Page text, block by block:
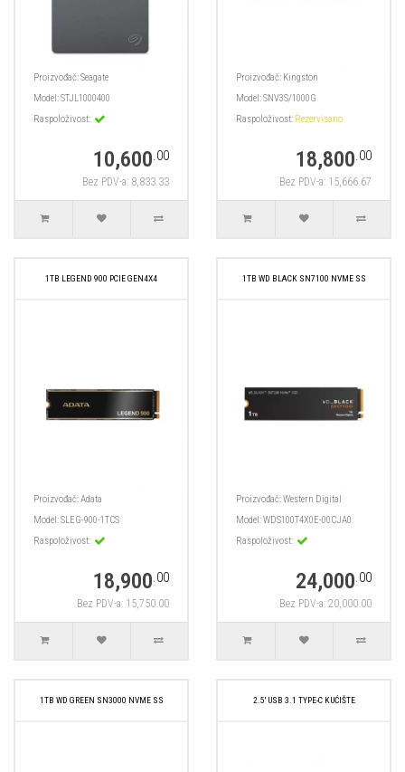
Proizvođač:Seagate
Model:STJL1000400
Raspoloživost:
10,600.00
Bez PDV-a: 8,833.33
Proizvođač: Kingston
Model:SNV3S/1000G
Raspoloživost: Rezervisano
18,800.00
Bez PDV-a: 15,666.67
1TB LEGEND 900 PCIE GEN4X4
Proizvođač:Adata
Model:SLEG-900-1TCS
Raspoloživost:
18,900.00
Bez PDV-a: 15,750.00
1TB WD BLACK SN7100 NVME SS
Proizvođač:Western Digital
Model:WDS100T4X0E-00CJA0
Raspoloživost:
24,000.00
Bez PDV-a: 20,000.00
1TB WD GREEN SN3000 NVME SS 2.5' USB 3.1 TYPE-C KUĆIŠTE